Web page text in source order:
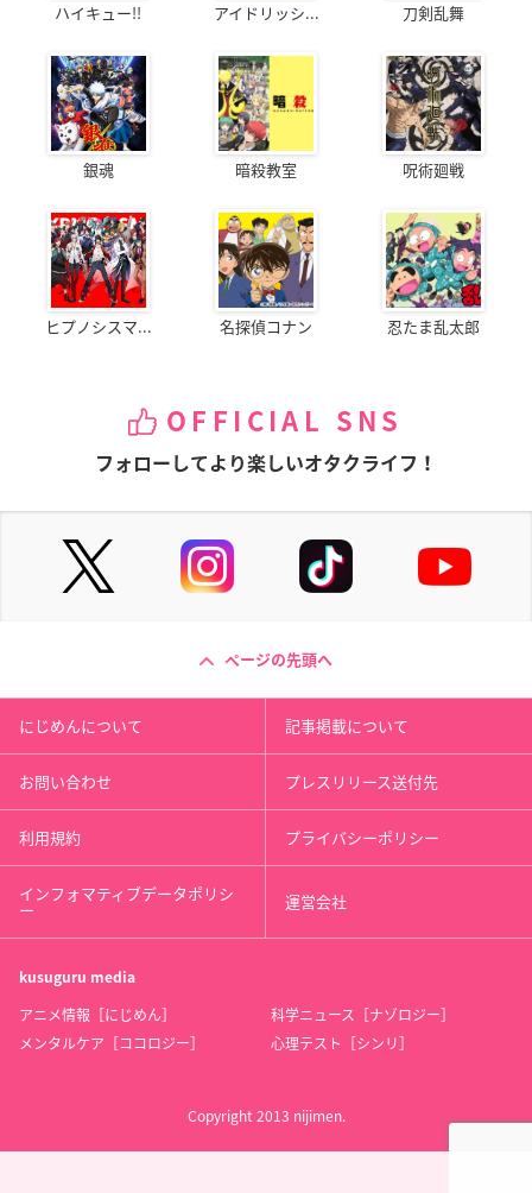
ハイキュー!! アイドリッシ... 刀剣乱舞
銀魂 暗殺教室 呪術廻戦
ヒプノシスマ... 名探偵コナン 忍たま乱太郎
OFFICIAL SNS
フォローしてより楽しいオタクライフ！
ページの先頭へ
にじめんについて 記事掲載について
お問い合わせ プレスリリース送付先
利用規約 プライバシーポリシー
インフォマティブデータポリシ
ー 運営会社
kusuguru media
アニメ情報［にじめん］
科学ニュース［ナゾロジー］
メンタルケア［ココロジー］
心理テスト［シンリ］
Copyright 2013 nijimen.